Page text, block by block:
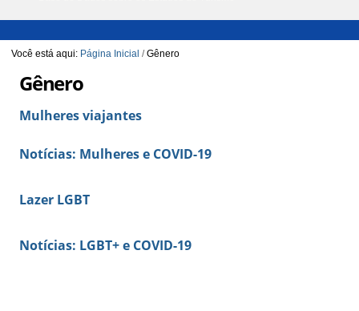
Você está aqui: Página Inicial /Gênero
Gênero
Mulheres viajantes
Notícias: Mulheres e COVID-19
Lazer LGBT
Notícias: LGBT+ e COVID-19